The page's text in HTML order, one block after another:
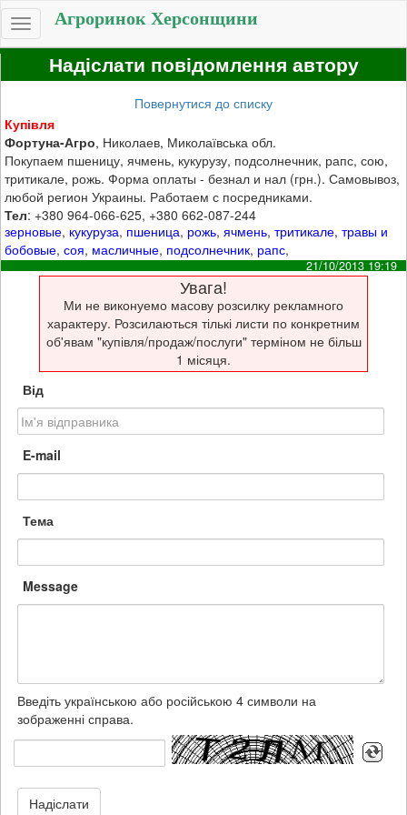
Toggle
navigation
Агроринок Херсонщини
Надіслати повідомлення автору
Повернутися до списку
Купівля
Фортуна-Агро, Николаев, Миколаївська обл.
Покупаем пшеницу, ячмень, кукурузу, подсолнечник, рапс, сою,
тритикале, рожь. Форма оплаты - безнал и нал (грн.). Самовывоз,
любой регион Украины. Работаем с посредниками.
Тел: +380 964-066-625, +380 662-087-244
зерновые, кукуруза, пшеница, рожь,ячмень,тритикале,травы и
бобовые,соя, масличные, подсолнечник, рапс,
21/10/2013 19:19
Увага!
Ми не виконуемо масову розсилку рекламного
характеру. Розсилаються тількі листи по конкретним
об'явам "купівля/продаж/послуги" терміном не більш
1 місяця.
Від
E-mail
Тема
Message
Введіть українською або російською 4 символи на
зображенні справа.
Надіслати